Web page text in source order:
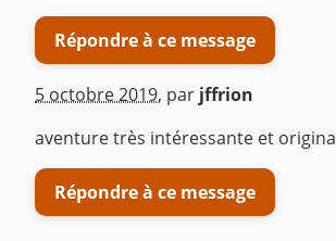
Répondre à ce message
5 octobre 2019, par jffrion
aventure très intéressante et
Répondre à ce message